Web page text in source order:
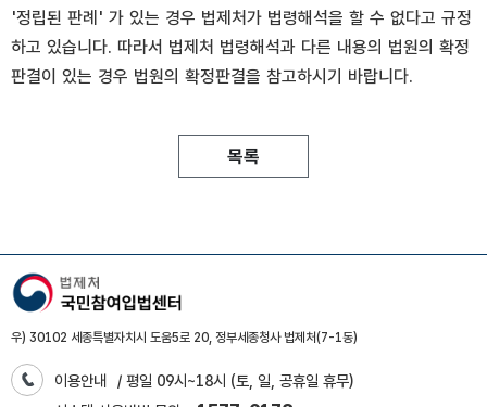
'정립된 판례' 가 있는 경우 법제처가 법령해석을 할 수 없다고 규정
하고 있습니다. 따라서 법제처 법령해석과 다른 내용의 법원의 확정
판결이 있는 경우 법원의 확정판결을 참고하시기 바랍니다.
목록
우) 30102 세종특별자치시 도움5로 20, 정부세종청사 법제처(7-1동)
이용안내
/ 평일 09시~18시 (토, 일, 공휴일 휴무)